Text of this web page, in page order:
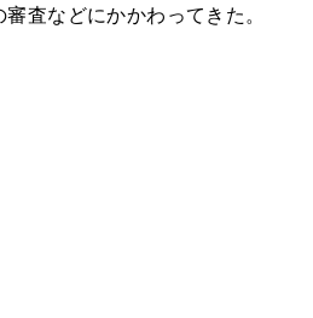
査などにかかわってきた。